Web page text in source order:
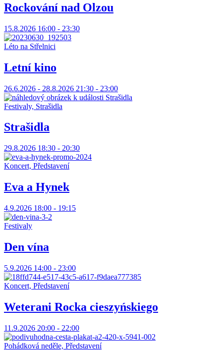
Rockování nad Olzou
15.8.2026 16:00 - 23:30
Léto na Střelnici
Letní kino
26.6.2026 - 28.8.2026 21:30 - 23:00
Festivaly, Strašidla
Strašidla
29.8.2026 18:30 - 20:30
Koncert, Představení
Eva a Hynek
4.9.2026 18:00 - 19:15
Festivaly
Den vína
5.9.2026 14:00 - 23:00
Koncert, Představení
Weterani Rocka cieszyńskiego
11.9.2026 20:00 - 22:00
Pohádková neděle, Představení